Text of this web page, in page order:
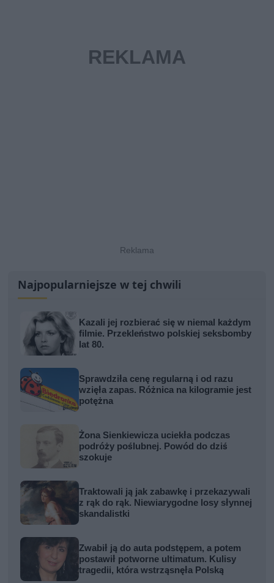
Najpopularniejsze w tej chwili
Kazali jej rozbierać się w niemal każdym
filmie. Przekleństwo polskiej seksbomby
lat 80.
Sprawdziła cenę regularną i od razu
wzięła zapas. Różnica na kilogramie jest
potężna
Żona Sienkiewicza uciekła podczas
podróży poślubnej. Powód do dziś
szokuje
Traktowali ją jak zabawkę i przekazywali
z rąk do rąk. Niewiarygodne losy słynnej
skandalistki
Zwabił ją do auta podstępem, a potem
postawił potworne ultimatum. Kulisy
tragedii, która wstrząsnęła Polską